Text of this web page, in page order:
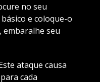
no seu
e coloque-o
embaralhe seu
ataque causa
cada